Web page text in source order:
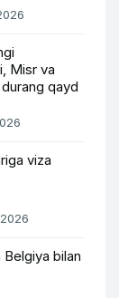
Misr va
qayd
viza
bilan